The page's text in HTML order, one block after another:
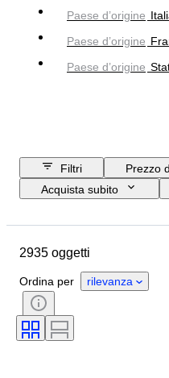
Paese d’origine
Paese d’origine
Paese d’origine
Filtri
Prezzo
Acquista subito
Paese d’origine
Tecnica
Firma
Lingua
Venduto da
2935 oggetti
Ordina per rilevanza